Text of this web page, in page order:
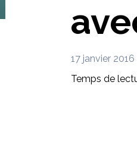
17 janvier 2016
Temps de